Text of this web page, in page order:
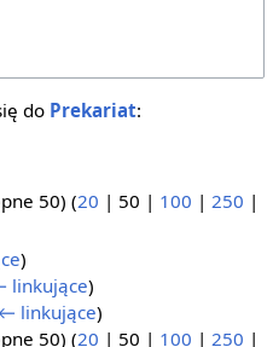
do Prekariat:
50) (20 | 50 | 100 | 250 |
)
linkujące)
← linkujące)
50) (20 | 50 | 100 | 250 |